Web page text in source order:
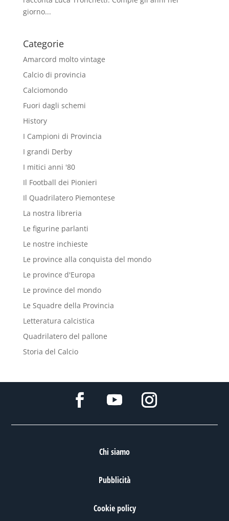
giorno...
Categorie
Amarcord molto vintage
Calcio di provincia
Calciomondo
Fuori dagli schemi
History
I Campioni di Provincia
I grandi Derby
I mitici anni '80
Il Football dei Pionieri
Il Quadrilatero Piemontese
La nostra libreria
Le figurine parlanti
Le nostre inchieste
Le province alla conquista del mondo
Le province d'Europa
Le province del mondo
Le Squadre della Provincia
Letteratura calcistica
Quadrilatero del pallone
Storia del Calcio
Chi siamo
Pubblicità
Cookie policy